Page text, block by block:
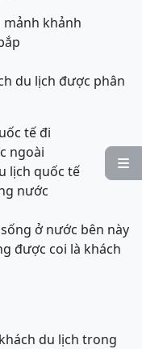

mảnh khảnh
du lịch được phân
tế đi
ngoài
lịch quốc tế
nước
ở nước bên này
được coi là khách
du lịch trong